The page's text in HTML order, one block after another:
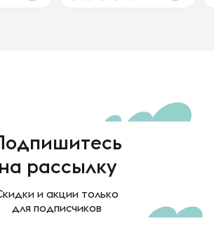
на рассылку
и акции только
для подписчиков